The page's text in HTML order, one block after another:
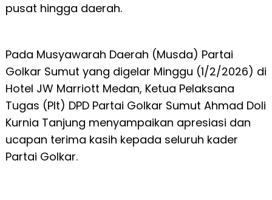
pusat hingga daerah.
Pada Musyawarah Daerah (Musda) Partai
Golkar Sumut yang digelar Minggu (1/2/2026) di
Hotel JW Marriott Medan, Ketua Pelaksana
Tugas (Plt) DPD Partai Golkar Sumut Ahmad Doli
Kurnia Tanjung menyampaikan apresiasi dan
ucapan terima kasih kepada seluruh kader
Partai Golkar.